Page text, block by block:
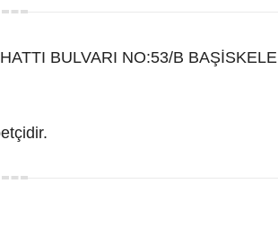
BULVARI NO:53/B BAŞİSKELE